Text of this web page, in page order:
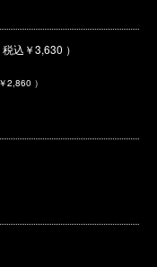
税込￥3,630 ）
2,860 ）